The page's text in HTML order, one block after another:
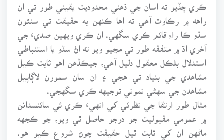
ڪري ڇڏيو ته اسان جي ذهني محدوديت يقيني طور تي ان
راهه ۾ رڪاوٽ آهي ته اها ڪنهن به حقيقت تي سنئون
سڌو ڪا راءِ قائم ڪري سگهي. ان ڪري ويهين صديءَ جي
آخري اڌ ۾ متفقه طور تي مڃيو ويو ته اڻ سڌو يا استنباطي
استدلال بلڪل معقول دليل آهي، جيڪڏهن اهو ثابت ڪيل
مشاهدي جي بنياد تي هجي ۽ ان سان سمورن لاڳاپيل
مشاهدن جي سهڻي نموني توجيهه ڪري سگهجي.
مثال طور ارتقا جي نظرئي کي انهيءَ ڪري ئي سائنسدانن
۾ عمومي مقبوليت جو درجو حاصل ٿي ويو، جو ڪجهه
ماڻهن ان کي ثابت ٿيل حقيقت چوڻ شروع ڪيو هو.